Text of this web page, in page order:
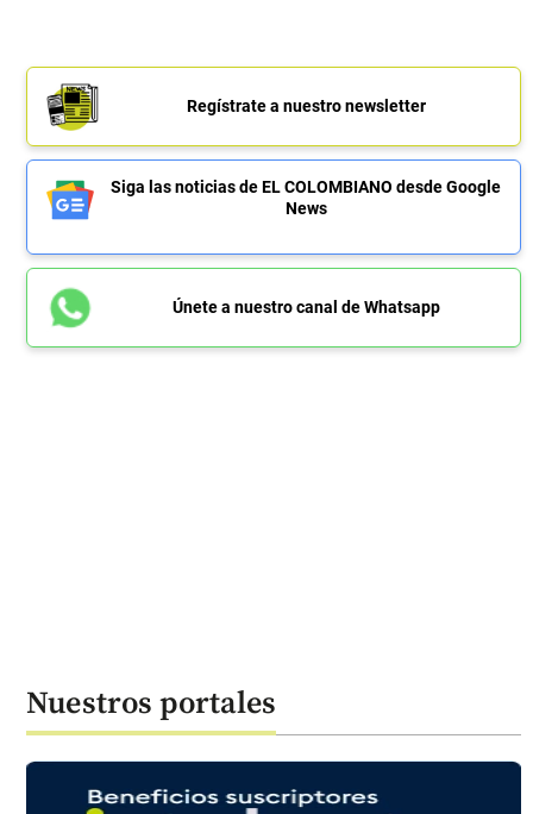
Regístrate a nuestro newsletter
Siga las noticias de EL COLOMBIANO desde Google
News
Únete a nuestro canal de Whatsapp
Nuestros portales